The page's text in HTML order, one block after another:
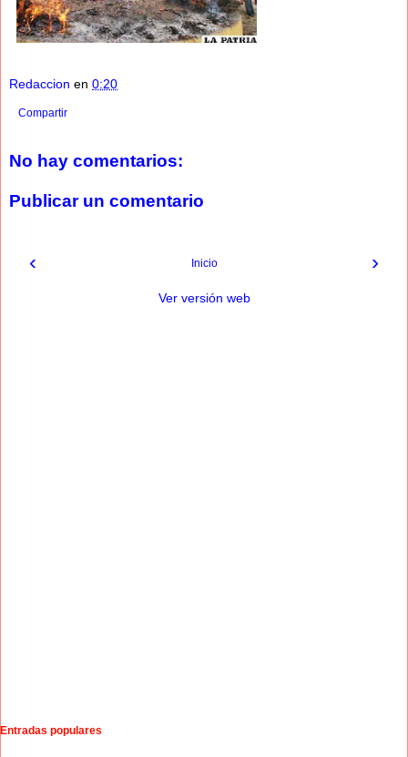
Redaccion en 0:20
Compartir
No hay comentarios:
Publicar un comentario
‹ ›
Inicio
Ver versión web
Entradas populares